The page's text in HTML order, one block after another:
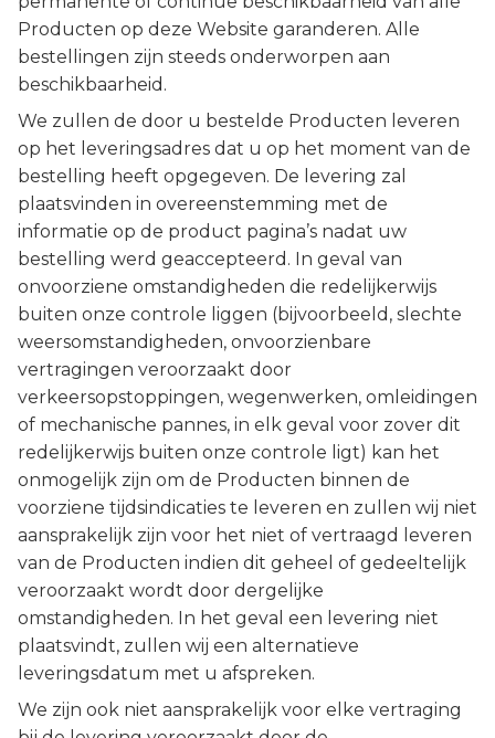
Producten op deze Website garanderen. Alle
bestellingen zijn steeds onderworpen aan
beschikbaarheid.
We zullen de door u bestelde Producten leveren
op het leveringsadres dat u op het moment van de
bestelling heeft opgegeven. De levering zal
plaatsvinden in overeenstemming met de
informatie op de product pagina’s nadat uw
bestelling werd geaccepteerd. In geval van
onvoorziene omstandigheden die redelijkerwijs
buiten onze controle liggen (bijvoorbeeld, slechte
weersomstandigheden, onvoorzienbare
vertragingen veroorzaakt door
verkeersopstoppingen, wegenwerken, omleidingen
of mechanische pannes, in elk geval voor zover dit
redelijkerwijs buiten onze controle ligt) kan het
onmogelijk zijn om de Producten binnen de
voorziene tijdsindicaties te leveren en zullen wij niet
aansprakelijk zijn voor het niet of vertraagd leveren
van de Producten indien dit geheel of gedeeltelijk
veroorzaakt wordt door dergelijke
omstandigheden. In het geval een levering niet
plaatsvindt, zullen wij een alternatieve
leveringsdatum met u afspreken.
We zijn ook niet aansprakelijk voor elke vertraging